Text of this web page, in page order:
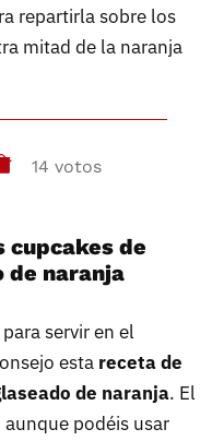
repartirla sobre los
mitad de la naranja
14 votos
cupcakes de
de naranja
servir en el
esta receta de
de naranja. El
podéis usar